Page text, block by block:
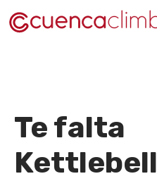
Saltar
al
Te falta
Kettlebell